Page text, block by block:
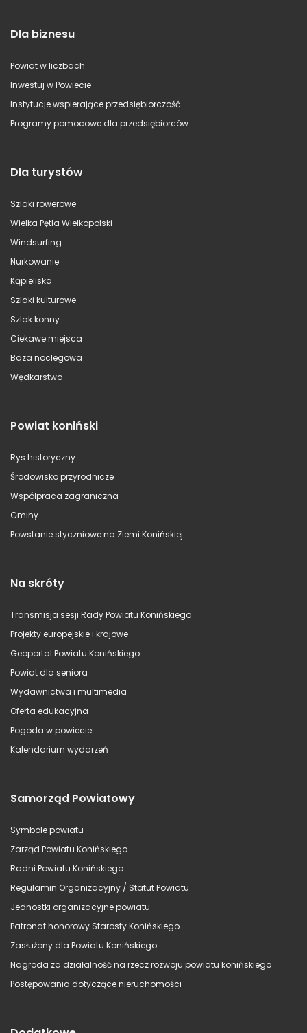
Dla biznesu
Powiat w liczbach
Inwestuj w Powiecie
Instytucje wspierające przedsiębiorczość
Programy pomocowe dla przedsiębiorców
Dla turystów
Szlaki rowerowe
Wielka Pętla Wielkopolski
Windsurfing
Nurkowanie
Kąpieliska
Szlaki kulturowe
Szlak konny
Ciekawe miejsca
Baza noclegowa
Wędkarstwo
Powiat koniński
Rys historyczny
Środowisko przyrodnicze
Współpraca zagraniczna
Gminy
Powstanie styczniowe na Ziemi Konińskiej
Na skróty
Transmisja sesji Rady Powiatu Konińskiego
Projekty europejskie i krajowe
Geoportal Powiatu Konińskiego
Powiat dla seniora
Wydawnictwa i multimedia
Oferta edukacyjna
Pogoda w powiecie
Kalendarium wydarzeń
Samorząd Powiatowy
Symbole powiatu
Zarząd Powiatu Konińskiego
Radni Powiatu Konińskiego
Regulamin Organizacyjny / Statut Powiatu
Jednostki organizacyjne powiatu
Patronat honorowy Starosty Konińskiego
Zasłużony dla Powiatu Konińskiego
Nagroda za działalność na rzecz rozwoju powiatu konińskiego
Postępowania dotyczące nieruchomości